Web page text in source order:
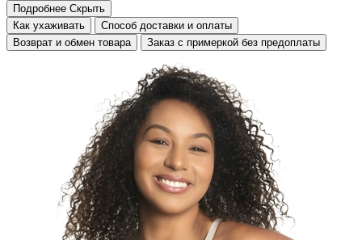
Подробнее Скрыть
Как ухаживать
Способ доставки и оплаты
Возврат и обмен товара
Заказ с примеркой без предоплаты